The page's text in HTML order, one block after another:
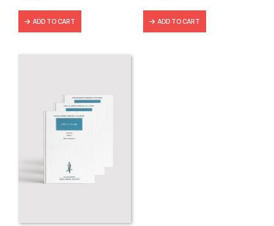
ADD TO CART ADD TO CART